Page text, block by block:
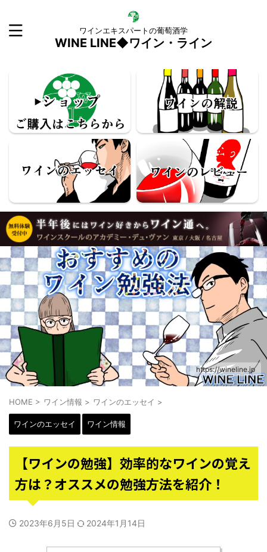
ワインエキスパートの葡萄酒学
WINE LINE◆ワイン・ライン
https://wineline.jp
HOME > ワイン情報 > ワインのエッセイ >
ワインのエッセイ ワイン情報
【ワインの勉強】効率的なワインの覚え
方は？オススメの勉強方法を紹介！
2023年6月5日 2024年1月14日